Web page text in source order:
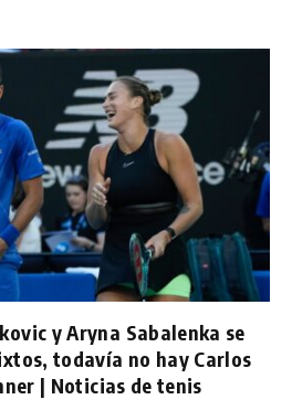
y Aryna Sabalenka se
todavía no hay Carlos
| Noticias de tenis